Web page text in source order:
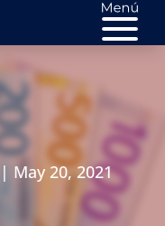
May 20, 2021